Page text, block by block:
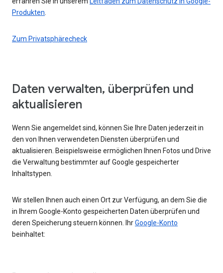
Produkten
Zum Privatsphärecheck
Daten verwalten, überprüfen und
aktualisieren
Wenn Sie angemeldet sind, können Sie Ihre Daten jederzeit in
den von Ihnen verwendeten Diensten überprüfen und
aktualisieren. Beispielsweise ermöglichen Ihnen Fotos und Drive
die Verwaltung bestimmter auf Google gespeicherter
Inhaltstypen.
Wir stellen Ihnen auch einen Ort zur Verfügung, an dem Sie die
in Ihrem Google-Konto gespeicherten Daten überprüfen und
deren Speicherung steuern können. IhrGoogle-Konto
beinhaltet: